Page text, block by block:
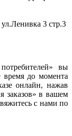
ул.Ленивка 3 стр.3
вы
время до момента
онлайн, нажав
заказов» в вашем
с нами по